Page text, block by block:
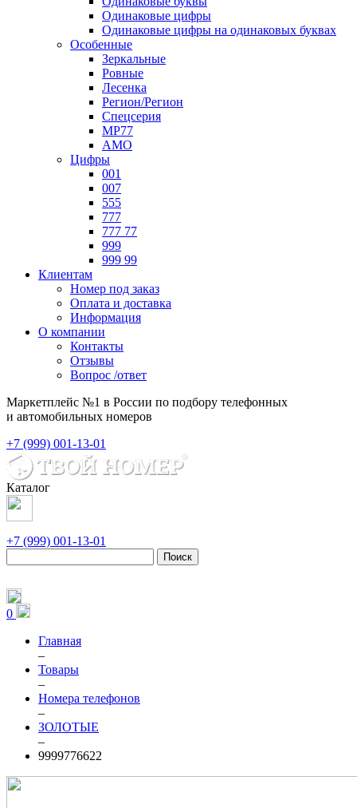
Одинаковые цифры
Одинаковые цифры на одинаковых буквах
Особенные
Зеркальные
Ровные
Лесенка
Регион/Регион
Спецсерия
МР77
АМО
Цифры
001
007
555
777
777 77
999
999 99
Клиентам
Номер под заказ
Оплата и доставка
Информация
О компании
Контакты
Отзывы
Вопрос /ответ
Маркетплейс №1 в России по подбору телефонных
и автомобильных номеров
+7 (999) 001-13-01
Каталог
+7 (999) 001-13-01
Поиск
0
Главная
–
Товары
–
Номера телефонов
–
ЗОЛОТЫЕ
–
9999776622